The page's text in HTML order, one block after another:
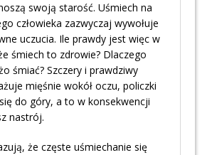
swoją starość. Uśmiech na
człowieka zazwyczaj wywołuje
uczucia. Ile prawdy jest więc w
śmiech to zdrowie? Dlaczego
śmiać? Szczery i prawdziwy
mięśnie wokół oczu, policzki
do góry, a to w konsekwencji
nastrój.
że częste uśmiechanie się